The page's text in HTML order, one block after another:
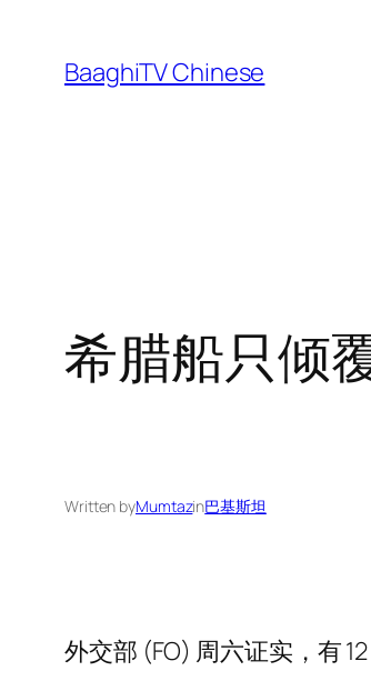
content
BaaghiTV Chinese
希腊船只倾
Written byMumtazin巴基斯坦
外交部 (FO) 周六证实，有